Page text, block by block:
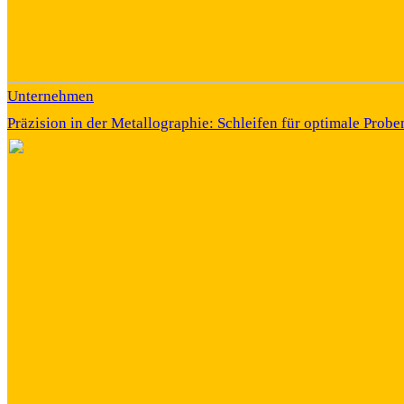
Unternehmen
Präzision in der Metallographie: Schleifen für optimale